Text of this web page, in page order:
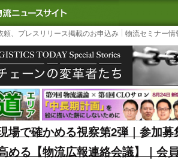
｜国内最大の物流ニュースサイト
3PL, SCM
頼、プレスリリース掲載のお申込み 物流セミナー
場で確かめる視察第2弾｜参加募
める【物流広報連絡会議】｜会